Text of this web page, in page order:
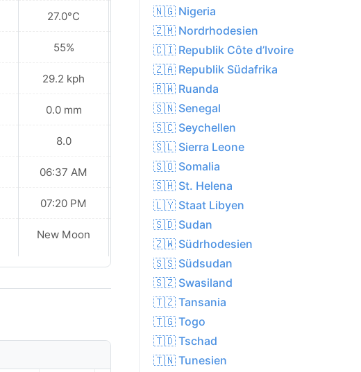
27.0°C
55%
29.2 kph
0.0 mm
8.0
06:37 AM
07:20 PM
New Moon
26.6°C
56%
22.0 kph
1.2 mm
9.0
06:37 AM
07:20 PM
🇳🇬 Nigeria
🇿🇲 Nordrhodesien
🇨🇮 Republik Côte d’Ivoire
🇿🇦 Republik Südafrika
🇷🇼 Ruanda
🇸🇳 Senegal
🇸🇨 Seychellen
🇸🇱 Sierra Leone
🇸🇴 Somalia
🇸🇭 St. Helena
🇱🇾 Staat Libyen
🇸🇩 Sudan
🇿🇼 Südrhodesien
🇸🇸 Südsudan
🇸🇿 Swasiland
🇹🇿 Tansania
🇹🇬 Togo
🇹🇩 Tschad
🇹🇳 Tunesien